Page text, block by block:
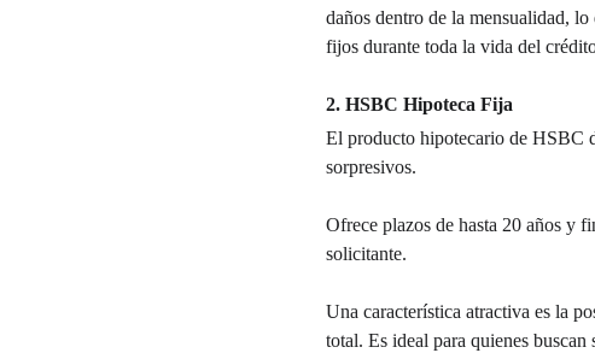
daños dentro de la mensualidad,
fijos durante toda la vida del
2. HSBC Hipoteca Fija
El producto hipotecario de HSBC
sorpresivos.
Ofrece plazos de hasta 20 años y
solicitante.
Una característica atractiva es la
total. Es ideal para quienes buscan